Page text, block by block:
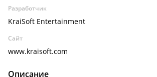
Разработчик
KraiSoft Entertainment
Сайт
www.kraisoft.com
Описание